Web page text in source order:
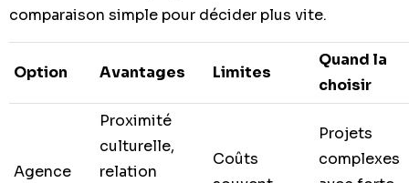
comparaison simple pour décider plus vite.
Option Avantages Limites
Quand la
choisir
Agence
Proximité
culturelle,
relation
Coûts
Projets
complexes